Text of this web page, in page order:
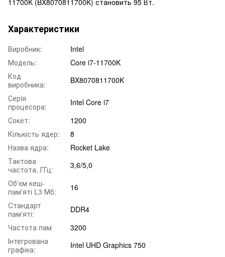
Характеристики
Виробник:
Intel
Модель:
Core i7-11700K
Код
виробника:
BX8070811700K
Серiя
процесора:
Intel Core i7
Сокет:
1200
Кількість ядер:
8
Назва ядра:
Rocket Lake
Тактова
частота, ГГц:
3,6/5,0
Об'єм кеш-
пам'яті L3 Мб:
16
Cтандарт
пам'яті:
DDR4
Частота пам
3200
Інтегрована
графіка:
Intel UHD Graphics 750